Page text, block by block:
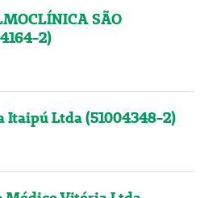
SÃO
2)
Itaipú Ltda (51004348-2)